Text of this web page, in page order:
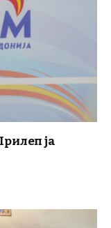
ја